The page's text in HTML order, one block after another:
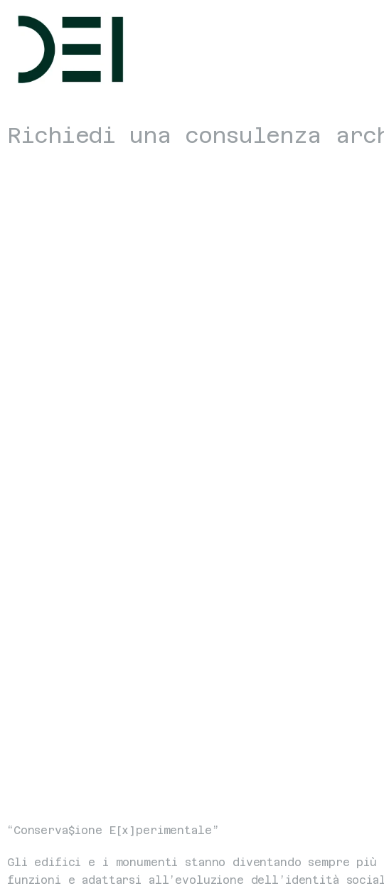
Richiedi una consulenza
“Conserva$ione E[x]perimentale”
Gli edifici e i monumenti stanno diventando sempre
funzioni e adattarsi all’evoluzione dell’identità